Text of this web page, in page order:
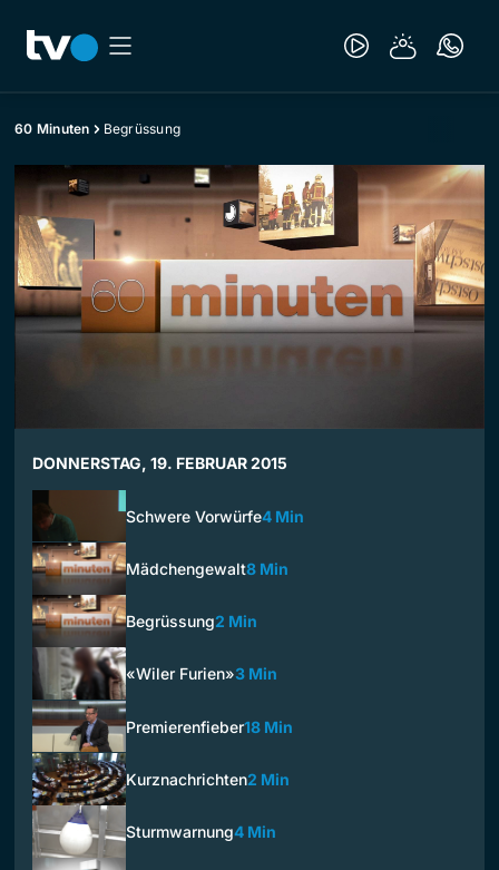
60 Minuten Begrüssung
DONNERSTAG, 19. FEBRUAR 2015
Schwere Vorwürfe4 Min
Mädchengewalt8 Min
Begrüssung2 Min
«Wiler Furien»3 Min
Premierenfieber18 Min
Kurznachrichten2 Min
Sturmwarnung4 Min